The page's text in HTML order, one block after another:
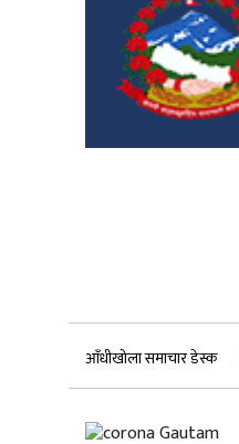
आँधीखोला समाचार डेस्क